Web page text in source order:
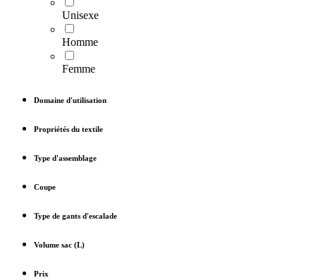
Unisexe
Homme
Femme
Domaine d'utilisation
Propriétés du textile
Type d'assemblage
Coupe
Type de gants d'escalade
Volume sac (L)
Prix